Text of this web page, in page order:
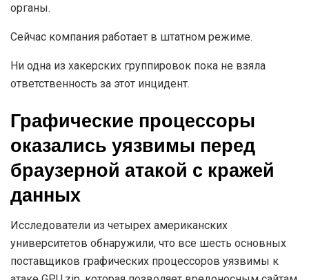
органы.
Сейчас компания работает в штатном режиме.
Ни одна из хакерских группировок пока не взяла
ответственность за этот инцидент.
Графические процессоры
оказались уязвимы перед
браузерной атакой с кражей
данных
​​Исследователи из четырех американских
университетов обнаружили, что все шесть основных
поставщиков графических процессоров уязвимы к